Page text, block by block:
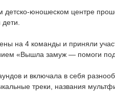
детско-юношеском центре
на 4 команды и приняли
«Вышла замуж — помоги
и включала в себя
треки, названия